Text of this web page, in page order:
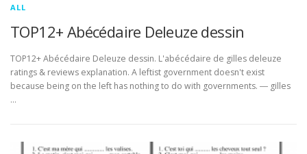
ALL
TOP12+ Abécédaire Deleuze dessin
TOP12+ Abécédaire Deleuze dessin. L'abécédaire de gilles deleuze
ratings & reviews explanation. A leftist government doesn't exist
because being on the left has nothing to do with governments. ― gilles
…